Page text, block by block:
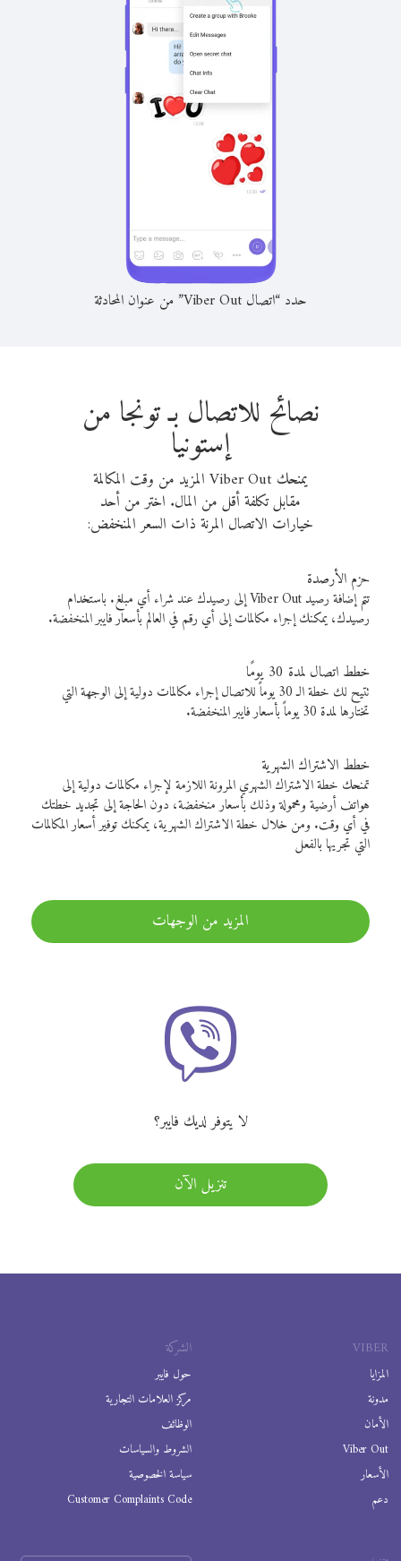
حدد “اتصال Viber Out” من عنوان المحادثة
نصائح للاتصال بـ تونجا من
إستونيا
يمنحك Viber Out المزيد من وقت المكالمة
مقابل تكلفة أقل من المال. اختر من أحد
خيارات الاتصال المرنة ذات السعر المنخفض:
حزم الأرصدة
تتم إضافة رصيد Viber Out إلى رصيدك عند شراء أي مبلغ. باستخدام
رصيدك، يمكنك إجراء مكالمات إلى أي رقم في العالم بأسعار فايبر المنخفضة.
خطط اتصال لمدة 30 يومًا
تتيح لك خطة الـ 30 يوماً للاتصال إجراء مكالمات دولية إلى الوجهة التي
تختارها لمدة 30 يوماً بأسعار فايبر المنخفضة.
خطط الاشتراك الشهرية
تمنحك خطة الاشتراك الشهري المرونة اللازمة لإجراء مكالمات دولية إلى
هواتف أرضية ومحمولة وذلك بأسعار منخفضة، دون الحاجة إلى تجديد خطتك
في أي وقت. ومن خلال خطة الاشتراك الشهرية، يمكنك توفير أسعار المكالمات
التي تجريها بالفعل
المزيد من الوجهات
لا يتوفر لديك فايبر؟
تنزيل الآن
VIBER
المزايا
مدونة
الأمان
Viber Out
الأسعار
دعم
الشركة
حول فايبر
مركز العلامات التجارية
الوظائف
الشروط والسياسات
سياسة الخصوصية
Customer Complaints Code